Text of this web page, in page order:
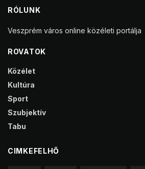
RÓLUNK
Veszprém város online közéleti portálja
ROVATOK
Közélet
Kultúra
Sport
Szubjektív
Tabu
CIMKEFELHŐ